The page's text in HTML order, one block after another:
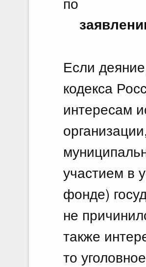
Если
кодекса
интересам
участием в
фонде)
не
также
то